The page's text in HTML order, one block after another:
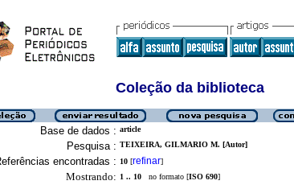
Coleção da biblioteca
Base de dados : article
Pesquisa : TEIXEIRA, GILMARIO M. [Autor]
encontradas : 10 [refinar]
Mostrando: 1 .. 10 no formato [ISO 690]